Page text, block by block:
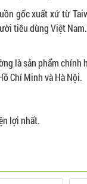
gốc xuất xứ từ
tiêu dùng Việt
là sản phẩm chính
Chí Minh và Hà Nội.
lợi nhất.